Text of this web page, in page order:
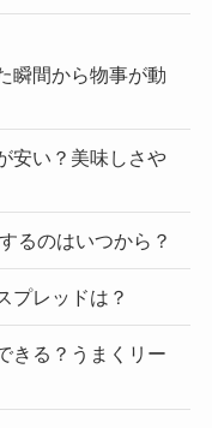
瞬間から物事が動
安い？美味しさや
るのはいつから？
プレッドは？
きる？うまくリー